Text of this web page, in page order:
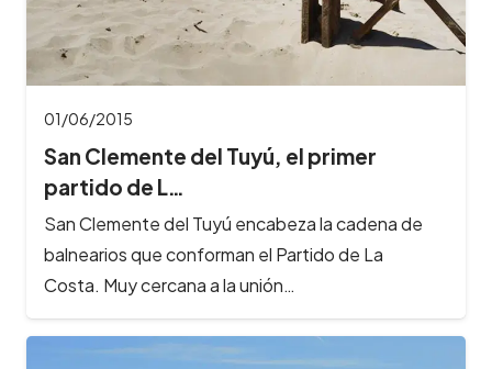
01/06/2015
San Clemente del Tuyú, el primer
partido de L…
San Clemente del Tuyú encabeza la cadena de
balnearios que conforman el Partido de La
Costa. Muy cercana a la unión…